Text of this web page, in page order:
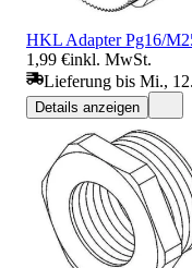
HKL Adapter Pg16/
1,99 €inkl. MwSt.
Lieferung bis Mi.,
Details anzeigen